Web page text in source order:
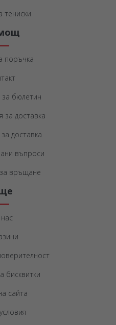
тениски
поръчка
бюлетин
доставка
доставка
въпроси
връщане
бисквитки
сайта